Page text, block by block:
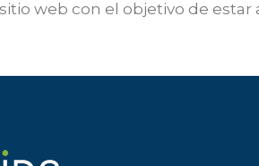
web con el objetivo de